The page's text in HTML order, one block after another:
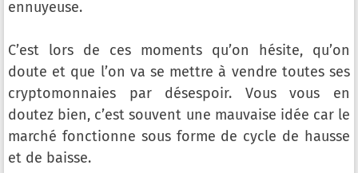
ennuyeuse.
C’est lors de ces moments qu’on hésite, qu’on
doute et que l’on va se mettre à vendre toutes ses
cryptomonnaies par désespoir. Vous vous en
doutez bien, c’est souvent une mauvaise idée car le
marché fonctionne sous forme de cycle de hausse
et de baisse.